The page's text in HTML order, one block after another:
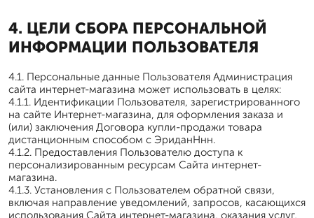
4. ЦЕЛИ СБОРА ПЕРСОНАЛЬНОЙ
ИНФОРМАЦИИ ПОЛЬЗОВАТЕЛЯ
4.1. Персональные данные Пользователя Администрация
сайта интернет-магазина может использовать в целях:
4.1.1. Идентификации Пользователя, зарегистрированного
на сайте Интернет-магазина, для оформления заказа и
(или) заключения Договора купли-продажи товара
дистанционным способом с ЭриданНнн.
4.1.2. Предоставления Пользователю доступа к
персонализированным ресурсам Сайта интернет-
магазина.
4.1.3. Установления с Пользователем обратной связи,
включая направление уведомлений, запросов, касающихся
использования Сайта интернет-магазина, оказания услуг,